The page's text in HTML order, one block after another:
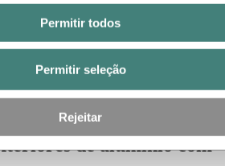
Permitir todos
Permitir seleção
Rejeitar
ajuda
de alumínio cria uma superfície repelente
a resistência anticorrosiva. Oferece
uma superfície que é agradável
de alumínio com